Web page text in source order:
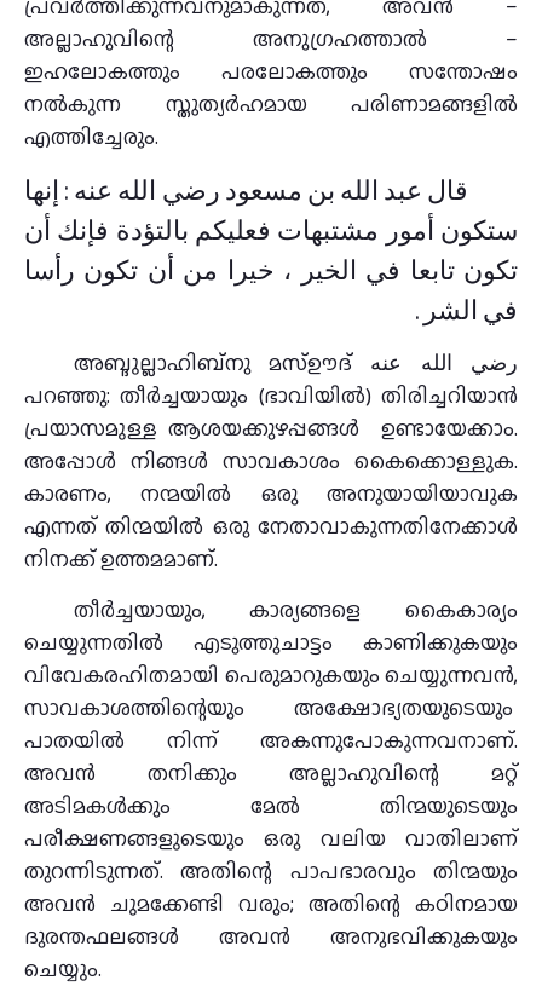
അല്ലാഹുവിന്റെ അനുഗ്രഹത്താൽ –
ഇഹലോകത്തും പരലോകത്തും സന്തോഷം
നൽകുന്ന സ്തുത്യർഹമായ പരിണാമങ്ങളിൽ
എത്തിച്ചേരും.
قال عبد الله بن مسعود رضي الله عنه : إنها
ستكون أمور مشتبهات فعليكم بالتؤدة فإنك أن
تكون تابعا في الخير ، خيرا من أن تكون رأسا
في الشر .
അബ്ദുല്ലാഹിബ്നു മസ്ഊദ് رضي الله عنه
പറഞ്ഞു: തീർച്ചയായും (ഭാവിയിൽ) തിരിച്ചറിയാൻ
പ്രയാസമുള്ള ആശയക്കുഴപ്പങ്ങൾ ഉണ്ടായേക്കാം.
അപ്പോൾ നിങ്ങൾ സാവകാശം കൈക്കൊള്ളുക.
കാരണം, നന്മയിൽ ഒരു അനുയായിയാവുക
എന്നത് തിന്മയിൽ ഒരു നേതാവാകുന്നതിനേക്കാൾ
നിനക്ക് ഉത്തമമാണ്.
തീർച്ചയായും, കാര്യങ്ങളെ കൈകാര്യം
ചെയ്യുന്നതിൽ എടുത്തുചാട്ടം കാണിക്കുകയും
വിവേകരഹിതമായി പെരുമാറുകയും ചെയ്യുന്നവൻ,
സാവകാശത്തിന്റെയും അക്ഷോഭ്യതയുടെയും
പാതയിൽ നിന്ന് അകന്നുപോകുന്നവനാണ്.
അവൻ തനിക്കും അല്ലാഹുവിന്റെ മറ്റ്
അടിമകൾക്കും മേൽ തിന്മയുടെയും
പരീക്ഷണങ്ങളുടെയും ഒരു വലിയ വാതിലാണ്
തുറന്നിടുന്നത്. അതിന്റെ പാപഭാരവും തിന്മയും
അവൻ ചുമക്കേണ്ടി വരും; അതിന്റെ കഠിനമായ
ദുരന്തഫലങ്ങൾ അവൻ അനുഭവിക്കുകയും
ചെയ്യും.